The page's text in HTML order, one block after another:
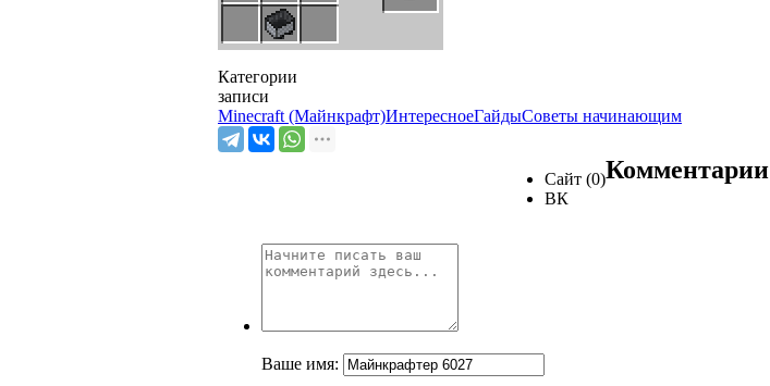
Категории
записи
Minecraft (Майнкрафт)ИнтересноеГайдыСоветы начинающим
Сайт (0)
ВК
Комментарии
Ваше имя: